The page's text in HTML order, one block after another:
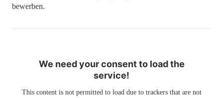
bewerben.
We need your consent to load the
service!
This content is not permitted to load due to trackers that are not